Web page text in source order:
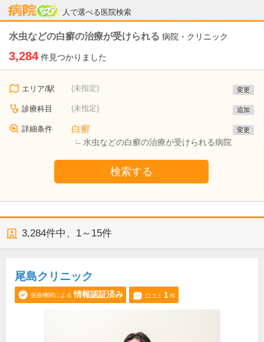
人で選べる医院検索
病院なび
水虫などの白癬の治療が受けられる 病院・クリニック
3,284 件見つかりました
エリア/駅 (未指定) 変更
診療科目 (未指定) 追加
詳細条件 白癬
水虫などの白癬の治療が受けられる病院
変更
検索する
3,284件中、 1～15件
尾島クリニック
医療機関による 情報認証済み 口コミ 1件